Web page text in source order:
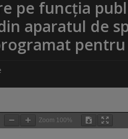
pe funcția
aparatul de
Zoom 100%